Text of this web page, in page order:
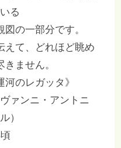
る
の一部分です。
えて、どれほど眺め
ません。
河のレガッタ》
ァンニ・アントニ
）